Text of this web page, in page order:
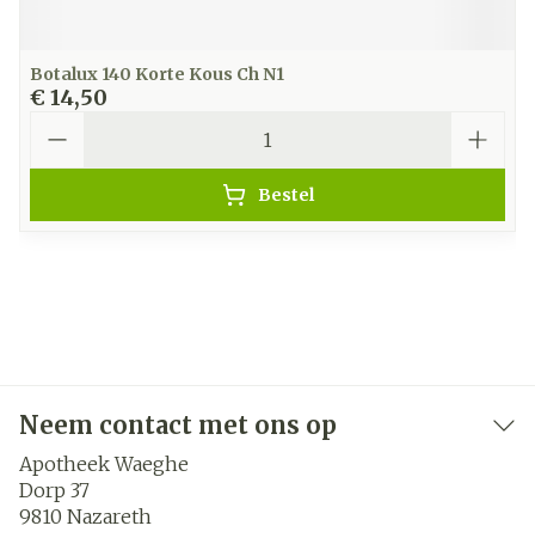
Botalux 140 Korte Kous Ch N1
€ 14,50
Bestel
Neem contact met ons op
Apotheek Waeghe
Dorp 37
9810 Nazareth